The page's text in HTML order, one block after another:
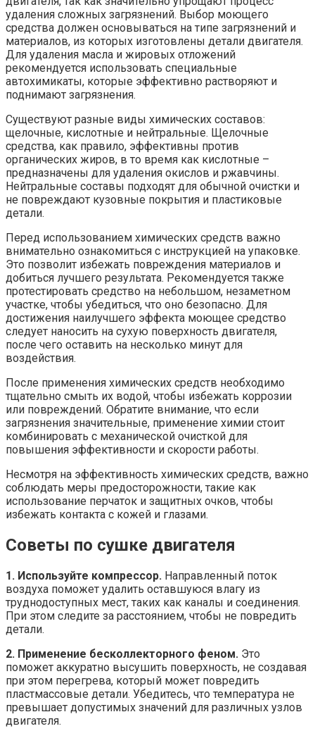
удаления сложных загрязнений. Выбор моющего
средства должен основываться на типе загрязнений и
материалов, из которых изготовлены детали двигателя.
Для удаления масла и жировых отложений
рекомендуется использовать специальные
автохимикаты, которые эффективно растворяют и
поднимают загрязнения.
Существуют разные виды химических составов:
щелочные, кислотные и нейтральные. Щелочные
средства, как правило, эффективны против
органических жиров, в то время как кислотные –
предназначены для удаления окислов и ржавчины.
Нейтральные составы подходят для обычной очистки и
не повреждают кузовные покрытия и пластиковые
детали.
Перед использованием химических средств важно
внимательно ознакомиться с инструкцией на упаковке.
Это позволит избежать повреждения материалов и
добиться лучшего результата. Рекомендуется также
протестировать средство на небольшом, незаметном
участке, чтобы убедиться, что оно безопасно. Для
достижения наилучшего эффекта моющее средство
следует наносить на сухую поверхность двигателя,
после чего оставить на несколько минут для
воздействия.
После применения химических средств необходимо
тщательно смыть их водой, чтобы избежать коррозии
или повреждений. Обратите внимание, что если
загрязнения значительные, применение химии стоит
комбинировать с механической очисткой для
повышения эффективности и скорости работы.
Несмотря на эффективность химических средств, важно
соблюдать меры предосторожности, такие как
использование перчаток и защитных очков, чтобы
избежать контакта с кожей и глазами.
Советы по сушке двигателя
1. Используйте компрессор. Направленный поток
воздуха поможет удалить оставшуюся влагу из
труднодоступных мест, таких как каналы и соединения.
При этом следите за расстоянием, чтобы не повредить
детали.
2. Применение бесколлекторного феном. Это
поможет аккуратно высушить поверхность, не создавая
при этом перегрева, который может повредить
пластмассовые детали. Убедитесь, что температура не
превышает допустимых значений для различных узлов
двигателя.